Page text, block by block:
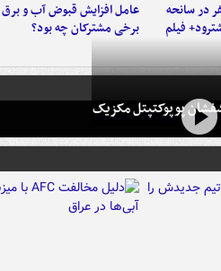
در سانحه
فیلم
عامل افزایش قبوض آب و برق
برخی مشترکان چه بود؟
پوپوکتپتل مکزیک